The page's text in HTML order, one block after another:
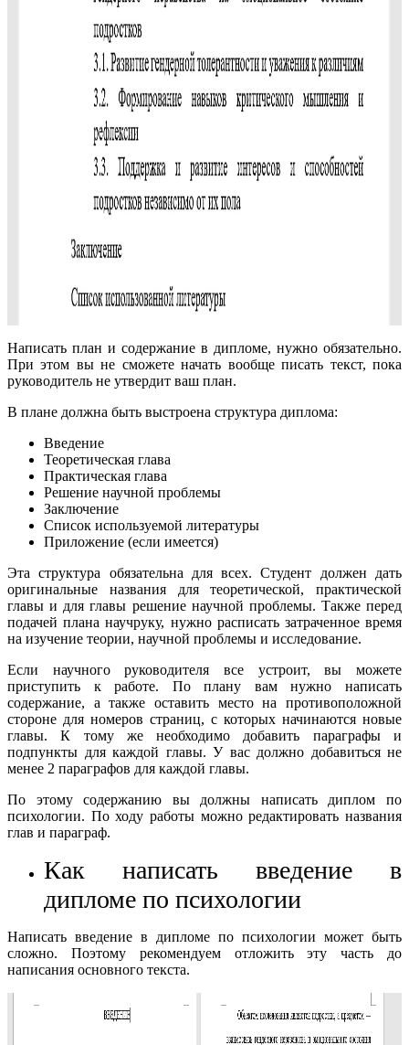
Написать план и содержание в дипломе, нужно обязательно.
При этом вы не сможете начать вообще писать текст, пока
руководитель не утвердит ваш план.
В плане должна быть выстроена структура диплома:
Введение
Теоретическая глава
Практическая глава
Решение научной проблемы
Заключение
Список используемой литературы
Приложение (если имеется)
Эта структура обязательна для всех. Студент должен дать
оригинальные названия для теоретической, практической
главы и для главы решение научной проблемы. Также перед
подачей плана научруку, нужно расписать затраченное время
на изучение теории, научной проблемы и исследование.
Если научного руководителя все устроит, вы можете
приступить к работе. По плану вам нужно написать
содержание, а также оставить место на противоположной
стороне для номеров страниц, с которых начинаются новые
главы. К тому же необходимо добавить параграфы и
подпункты для каждой главы. У вас должно добавиться не
менее 2 параграфов для каждой главы.
По этому содержанию вы должны написать диплом по
психологии. По ходу работы можно редактировать названия
глав и параграф.
Как написать введение в
дипломе по психологии
Написать введение в дипломе по психологии может быть
сложно. Поэтому рекомендуем отложить эту часть до
написания основного текста.